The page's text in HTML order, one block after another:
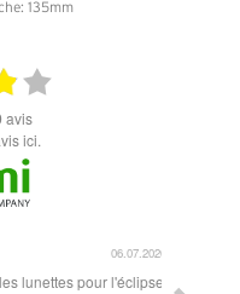
135mm
avis
ici.
06.07.2026
pour l'éclipse